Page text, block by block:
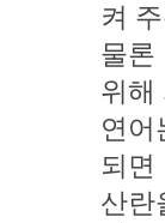
켜
물
위해
연
되면
산란